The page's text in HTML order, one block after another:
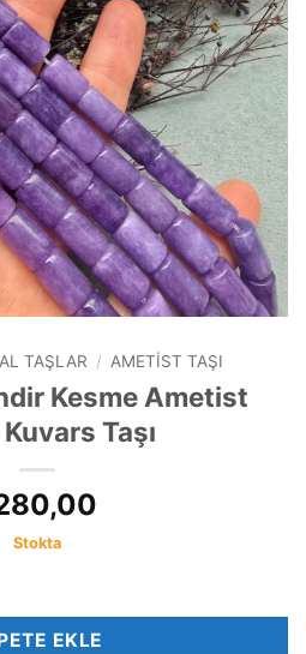
TAŞLAR / AMETIST TAŞI
Kesme Ametist
Taşı
Stokta
Renkli Kuvars Taşı adet
EKLE